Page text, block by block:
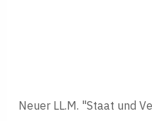
Neuer LL.M. "Staat und